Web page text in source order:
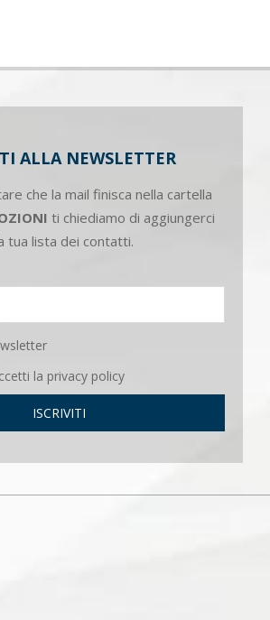
ALLA NEWSLETTER
che la mail finisca nella cartella
ti chiediamo di aggiungerci
tua lista dei contatti.
la privacy policy